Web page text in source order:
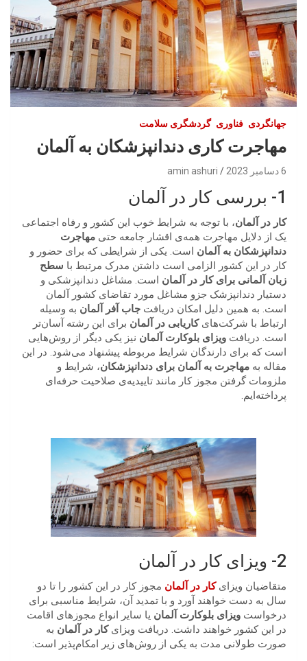
جهانگردی فناوری گردشگری سلامت
مهاجرت کاری دندانپزشکان به آلمان
6 دسامبر 2023 amin ashuri
1- بررسی کار در آلمان
کار در آلمان، با توجه به شرایط خوب این کشور و رفاه اجتماعی
یک از دلایل مهاجرت همه‌ی اقشار جامعه حتی مهاجرت
دندانپزشکان به آلمان است. یکی از شرایطی که برای حضور و
کار در این کشور الزامی است داشتن مدرک مرتبط با سطح
زبان آلمانی برای کار در آلمان است. مشاغل دندانپزشکی و
دستیار دندانپزشک جزو مشاغل مورد تقاضای کشور آلمان
است. به همین دلیل امکان دریافت جاب آفر آلمان به وسیله
ارتباط با شرکت‌هایکاریابی در آلمان برای این رشته آسان‌تر
است. دریافت ویزای بلوکارت آلمان نیز یکی دیگر از روش‌هایی
است که برای دارندگان شرایط مربوطه پیشنهاد می‌شود. در این
مقاله به مهاجرت به آلمان برای دندانپزشکان، شرایط و
ملزومات گرفتن مجوز کار مانند تاییدیه‌ی صلاحیت حرفه‌ای
پرداخته‌ایم.
2- ویزای کار در آلمان
متقاضیان ویزایکار در آلمان مجوز کار در این کشور را تا دو
سال به دست خواهند آورد و با تمدید آن، شرایط مناسبی برای
درخواست ویزای بلوکارت آلمان یا سایر انواع مجوزهای اقامت
در این کشور خواهند داشت. دریافت ویزایکار در آلمان به
صورت طولانی مدت به یکی از روش‌های زیر امکام‌پذیر است: